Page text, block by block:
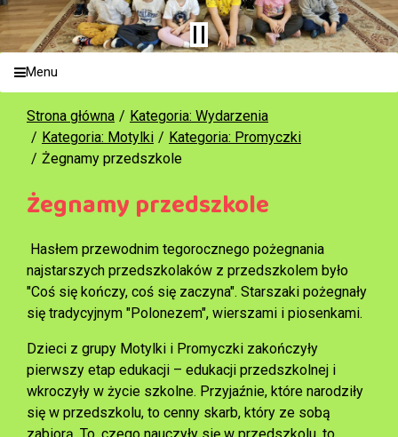
Menu
Strona główna
Kategoria: Wydarzenia
Kategoria: Motylki
Kategoria: Promyczki
Żegnamy przedszkole
Żegnamy przedszkole
Hasłem przewodnim tegorocznego pożegnania
najstarszych przedszkolaków z przedszkolem było
"Coś się kończy, coś się zaczyna". Starszaki pożegnały
się tradycyjnym "Polonezem", wierszami i piosenkami.
Dzieci z grupy Motylki i Promyczki zakończyły
pierwszy etap edukacji – edukacji przedszkolnej i
wkroczyły w życie szkolne. Przyjaźnie, które narodziły
się w przedszkolu, to cenny skarb, który ze sobą